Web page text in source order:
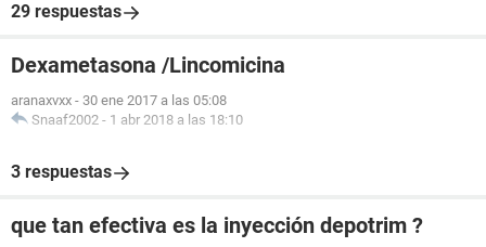
29 respuestas
Dexametasona /Lincomicina
aranaxvxx - 30 ene 2017 a las 05:08
Snaaf2002 - 1 abr 2018 a las 18:10
3 respuestas
que tan efectiva es la inyección depotrim ?